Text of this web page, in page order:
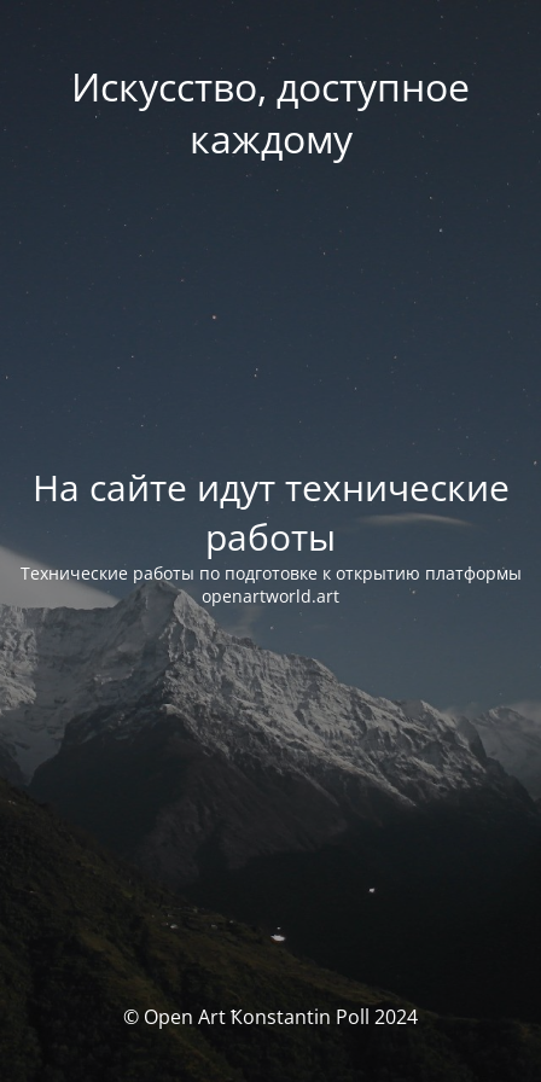
Искусство, доступное
каждому
На сайте идут технические
работы
Технические работы по подготовке к открытию платформы
openartworld.art
© Open Art Ҟonstantin Poll 2024